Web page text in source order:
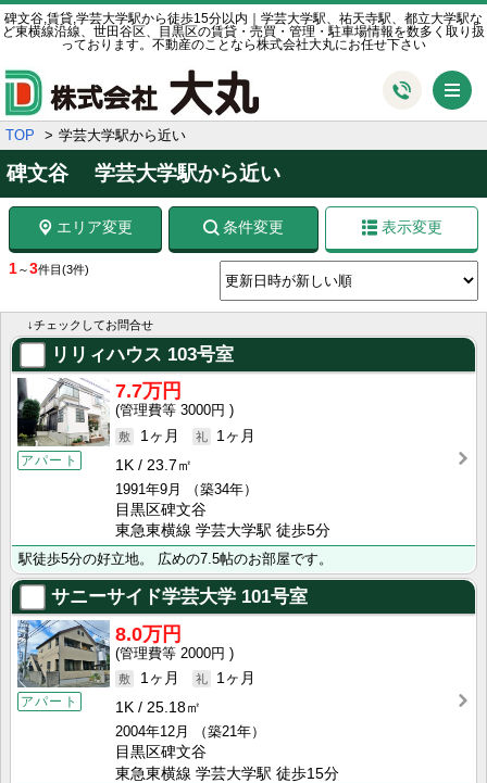
碑文谷,賃貸,学芸大学駅から徒歩15分以内｜学芸大学駅、祐天寺駅、都立大学駅な
ど東横線沿線、世田谷区、目黒区の賃貸・売買・管理・駐車場情報を数多く取り扱
っております。不動産のことなら株式会社大丸にお任せ下さい
TOP 学芸大学駅から近い
碑文谷 学芸大学駅から近い
エリア変更 条件変更 表示変更
1～3件目 (3件)
↓チェックしてお問合せ
リリィハウス 103号室
アパート
7.7万円
3000円
1ヶ月
1ヶ月
1K
23.7㎡
1991年9月
（築34年）
目黒区碑文谷
東急東横線 学芸大学駅 徒歩5分
駅徒歩5分の好立地。 広めの7.5帖のお部屋です。
サニーサイド学芸大学 101号室
アパート
8.0万円
2000円
1ヶ月
1ヶ月
1K
25.18㎡
2004年12月
（築21年）
目黒区碑文谷
東急東横線 学芸大学駅 徒歩15分